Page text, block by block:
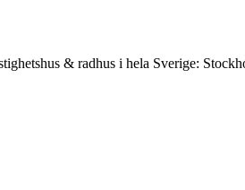
& radhus i hela Sverige: